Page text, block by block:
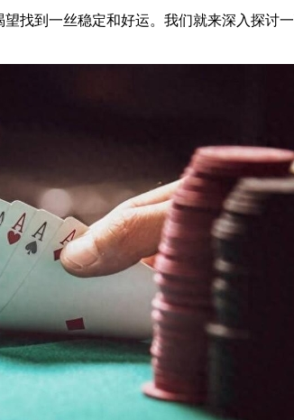
找到一丝稳定和好运。我们就来深入探讨